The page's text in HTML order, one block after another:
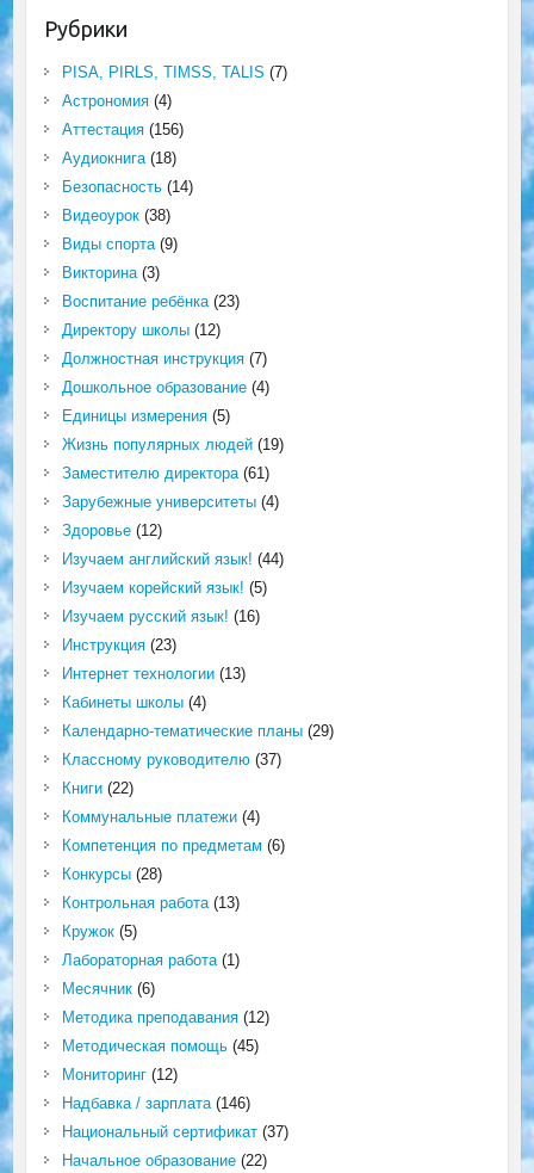
Рубрики
PISA, PIRLS, TIMSS, TALIS (7)
Астрономия(4)
Аттестация(156)
Аудиокнига(18)
Безопасность(14)
Видеоурок(38)
Виды спорта(9)
Викторина(3)
Воспитание ребёнка(23)
Директору школы(12)
Должностная инструкция(7)
Дошкольное образование(4)
Единицы измерения(5)
Жизнь популярных людей(19)
Заместителю директора(61)
Зарубежные университеты(4)
Здоровье(12)
Изучаем английский язык! (44)
Изучаем корейский язык! (5)
Изучаем русский язык! (16)
Инструкция(23)
Интернет технологии(13)
Кабинеты школы(4)
Календарно-тематические планы(29)
Классному руководителю(37)
Книги(22)
Коммунальные платежи(4)
Компетенция по предметам (6)
Конкурсы(28)
Контрольная работа(13)
Кружок(5)
Лабораторная работа(1)
Месячник(6)
Методика преподавания(12)
Методическая помощь(45)
Мониторинг(12)
Надбавка / зарплата(146)
Национальный сертификат(37)
Начальное образование(22)